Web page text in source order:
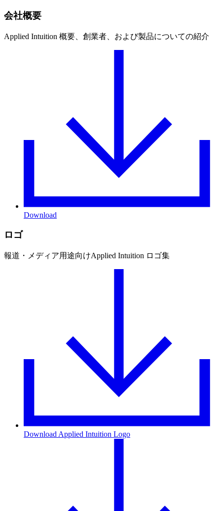
会社概要
Applied Intuition 概要、創業者、および製品についての紹介
Download
ロゴ
報道・メディア用途向けApplied Intuition ロゴ集
Download Applied Intuition Logo